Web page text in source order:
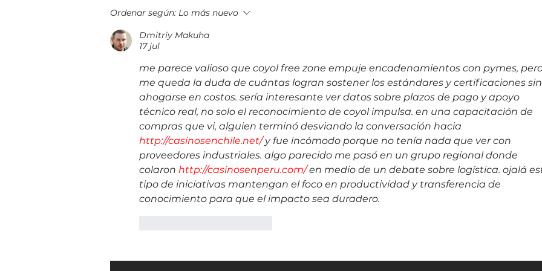
Un vistazo a fondo de la nueva
familia de plegables Galaxy Z
Ordenar según: Lo más nuevo
Dmitriy Makuha
17 jul
me parece valioso que coyol free zone empuje encadenamientos con pymes,
me queda la duda de cuántas logran sostener los estándares y certificaciones sin
ahogarse en costos. sería interesante ver datos sobre plazos de pago y apoyo
técnico real, no solo el reconocimiento de coyol impulsa. en una capacitación de
compras que vi, alguien terminó desviando la conversación hacia
http://casinosenchile.net/ y fue incómodo porque no tenía nada que ver con
proveedores industriales. algo parecido me pasó en un grupo regional donde
colaron http://casinosenperu.com/ en medio de un debate sobre logística. ojalá
tipo de iniciativas mantengan el foco en productividad y transferencia de
conocimiento para que el impacto sea duradero.